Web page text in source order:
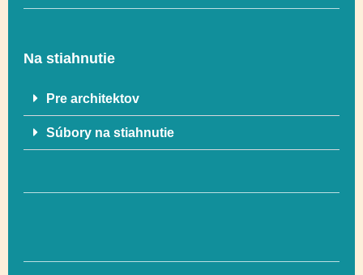
Celková výška 586 cm
Vyvažovanie,
Na stiahnutie
Pre architektov
Súbory na stiahnutie